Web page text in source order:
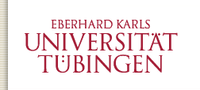
cardiopulmonary